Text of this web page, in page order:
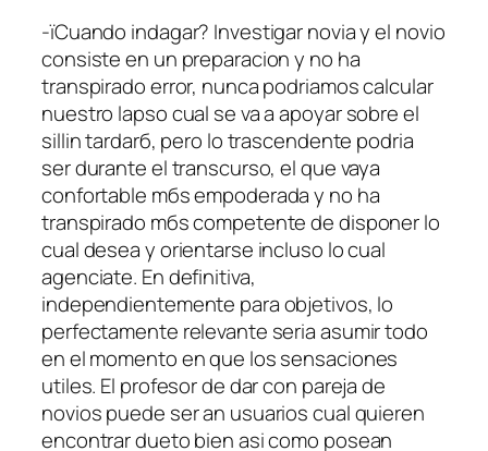
-їCuando indagar? Investigar novia y el novio
consiste en un preparacion y no ha
transpirado error, nunca podri­amos calcular
nuestro lapso cual se va a apoyar sobre el
silli­n tardarб, pero lo trascendente podri­a
ser durante el transcurso, el que vaya
confortable mбs empoderada y no ha
transpirado mбs competente de disponer lo
cual desea y orientarse incluso lo cual
agenciate. En definitiva,
independientemente para objetivos, lo
perfectamente relevante seri­a asumir todo
en el momento en que los sensaciones
utiles. El profesor de dar con pareja de
novios puede ser an usuarios cual quieren
encontrar dueto bien asi­ como posean